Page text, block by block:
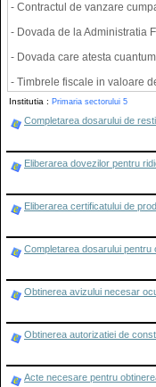
- Contractul de vanzare
- Dovada de la Administratia
- Dovada care atesta
- Timbrele fiscale in valoare
Institutia : Primaria sectorului 5
Completarea dosarului de
Eliberarea dovezilor pentru
Eliberarea certificatului de
Completarea dosarului pentru
Obtinerea avizului necesar
Obtinerea autorizatiei de
Acte necesare pentru